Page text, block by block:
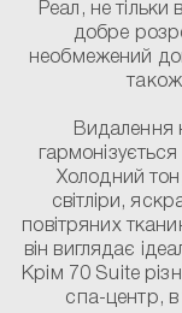
Реал, не
добре
необмежений
також
Видалення
Холодний
світліри,
повітряних
він виглядає
Крім 70 Suite
спа-центр, в